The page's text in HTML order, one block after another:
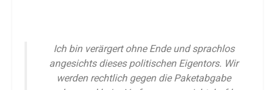
Ich bin verärgert ohne Ende und sprachlos
angesichts dieses politischen Eigentors. Wir
werden rechtlich gegen die Paketabgabe